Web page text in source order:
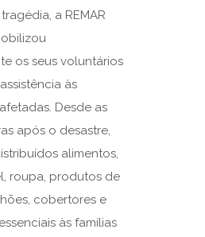
a REMAR
os seus voluntários
às
Desde as
após o desastre,
alimentos,
roupa, produtos de
cobertores e
às famílias